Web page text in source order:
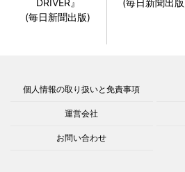
(毎日新聞出版)
個人情報の取り扱いと免責事項
運営会社
お問い合わせ